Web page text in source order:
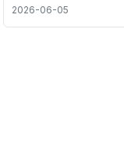
2026-06-05